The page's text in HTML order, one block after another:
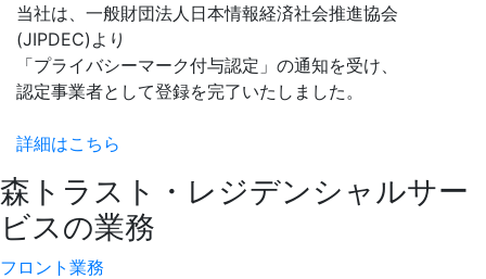
当社は、一般財団法人日本情報経済社会推進協会
(JIPDEC)より
「プライバシーマーク付与認定」の通知を受け、
認定事業者として登録を完了いたしました。
詳細はこちら
森トラスト・レジデンシャルサー
ビスの業務
フロント業務